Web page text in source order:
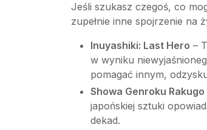
Jeśli szukasz czegoś, co
zupełnie inne spojrzenie na
Inuyashiki: Last Hero –
w wyniku
pomagać innym,
Showa Genroku Rakugo
japońskiej sztuki
dekad.